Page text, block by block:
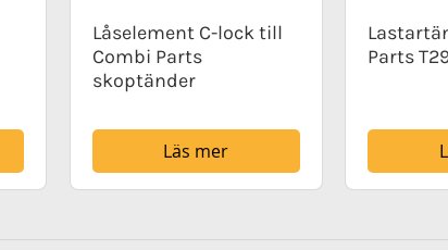
Låselement C-lock till
Combi Parts
skoptänder
Läs mer
Parts